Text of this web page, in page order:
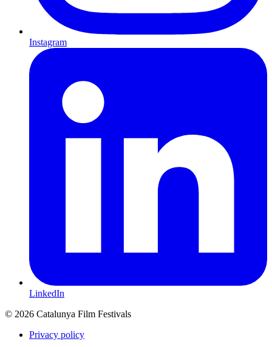
Instagram
LinkedIn
© 2026 Catalunya Film Festivals
Privacy policy